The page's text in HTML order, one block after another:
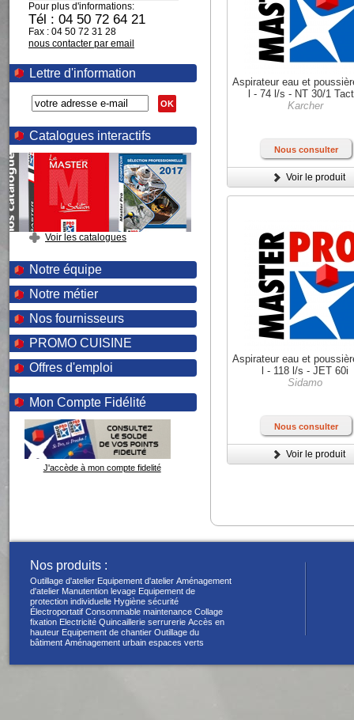
Pour plus d'informations:
Tél : 04 50 72 64 21
Fax : 04 50 72 31 28
nous contacter par email
Lettre d'information
OK
Catalogues interactifs
Voir les catalogues
Notre équipe
Notre métier
Nos fournisseurs
PROMO CUISINE
Offres d'emploi
Mon Compte Fidélité
J'accède à mon compte fidelité
Aspirateur eau et
l - 74 l/s - NT 30/1
Karcher
Nous consulter
Voir le produit
Aspirateur eau et
l - 118 l/s - JET 60i
Sidamo
Nous consulter
Voir le produit
Nos produits :
Outillage d'atelier Equipement d'atelier Aménagement
d'atelier Manutention levage Equipement de
protection individuelle Hygiène sécurité
Électroportatif Consommable maintenance Collage
fixation Electricité Quincaillerie serrurerie Accès en
hauteur Equipement de chantier Outillage du
bâtiment Aménagement urbain espaces verts